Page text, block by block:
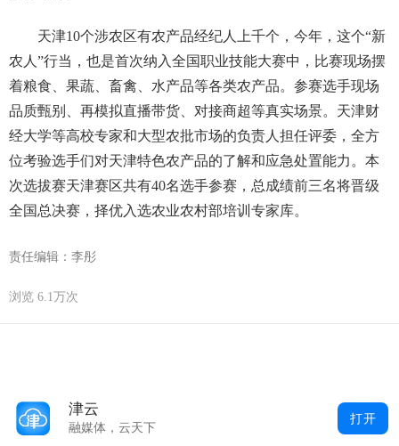
天津10个涉农区有农产品经纪人上千个，今年，这个“新
农人”行当，也是首次纳入全国职业技能大赛中，比赛现场摆
着粮食、果蔬、畜禽、水产品等各类农产品。参赛选手现场
品质甄别、再模拟直播带货、对接商超等真实场景。天津财
经大学等高校专家和大型农批市场的负责人担任评委，全方
位考验选手们对天津特色农产品的了解和应急处置能力。本
次选拔赛天津赛区共有40名选手参赛，总成绩前三名将晋级
全国总决赛，择优入选农业农村部培训专家库。
责任编辑：李彤
浏览 6.1万次
津云
融媒体，云天下
打开